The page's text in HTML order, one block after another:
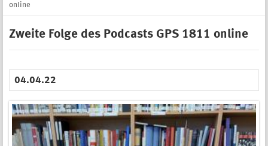
online
Zweite Folge des Podcasts GPS 1811 online
04.04.22